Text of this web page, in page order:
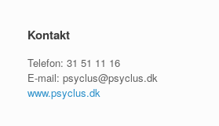
Kontakt
Telefon: 31 51 11 16
E-mail: psyclus@psyclus.dk
www.psyclus.dk